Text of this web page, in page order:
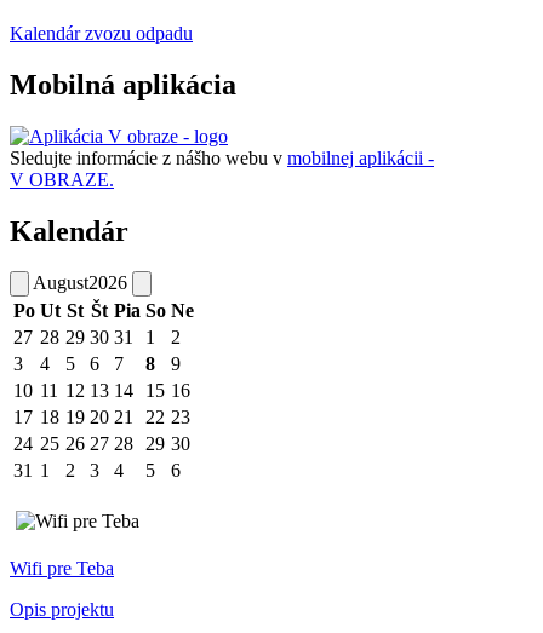
Kalendár zvozu odpadu
Mobilná aplikácia
Sledujte informácie z nášho webu v mobilnej aplikácii -
V OBRAZE.
Kalendár
August2026
Po Ut St Št Pia So Ne
27 28 29 30 31 1
2
3
4 5 6 7 8
9
10 11 12 13 14 15 16
17 18 19 20 21 22 23
24 25 26 27 28 29 30
31 1 2 3 4 5 6
Wifi pre Teba
Opis projektu